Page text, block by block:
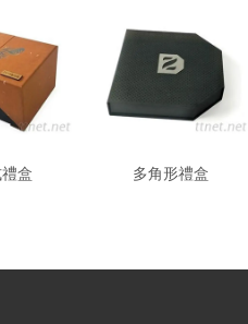
盒 多角形禮盒